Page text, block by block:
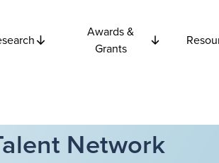
Awards &
Grants
Network